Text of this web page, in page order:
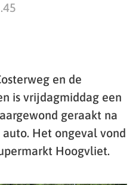
en de
is vrijdagmiddag een
geraakt na
Het ongeval vond
Hoogvliet.